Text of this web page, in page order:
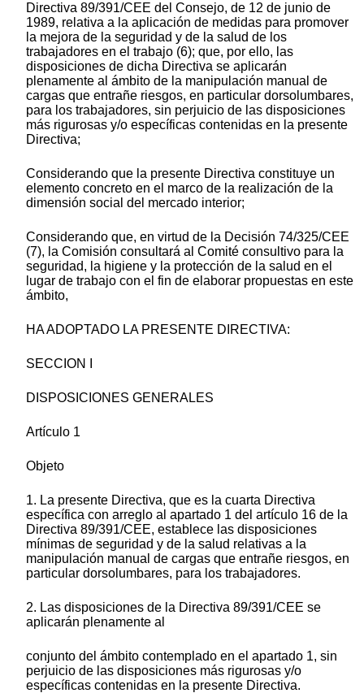
Directiva 89/391/CEE del Consejo, de 12 de junio de
1989, relativa a la aplicación de medidas para promover
la mejora de la seguridad y de la salud de los
trabajadores en el trabajo (6); que, por ello, las
disposiciones de dicha Directiva se aplicarán
plenamente al ámbito de la manipulación manual de
cargas que entrañe riesgos, en particular dorsolumbares,
para los trabajadores, sin perjuicio de las disposiciones
más rigurosas y/o específicas contenidas en la presente
Directiva;
Considerando que la presente Directiva constituye un
elemento concreto en el marco de la realización de la
dimensión social del mercado interior;
Considerando que, en virtud de la Decisión 74/325/CEE
(7), la Comisión consultará al Comité consultivo para la
seguridad, la higiene y la protección de la salud en el
lugar de trabajo con el fin de elaborar propuestas en este
ámbito,
HA ADOPTADO LA PRESENTE DIRECTIVA:
SECCION I
DISPOSICIONES GENERALES
Artículo 1
Objeto
1. La presente Directiva, que es la cuarta Directiva
específica con arreglo al apartado 1 del artículo 16 de la
Directiva 89/391/CEE, establece las disposiciones
mínimas de seguridad y de la salud relativas a la
manipulación manual de cargas que entrañe riesgos, en
particular dorsolumbares, para los trabajadores.
2. Las disposiciones de la Directiva 89/391/CEE se
aplicarán plenamente al
conjunto del ámbito contemplado en el apartado 1, sin
perjuicio de las disposiciones más rigurosas y/o
específicas contenidas en la presente Directiva.